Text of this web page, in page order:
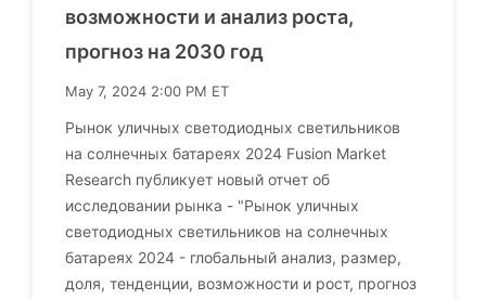
возможности и анализ роста,
прогноз на 2030 год
May 7, 2024 2:00 PM ET
Рынок уличных светодиодных светильников
на солнечных батареях 2024 Fusion Market
Research публикует новый отчет об
исследовании рынка - "Рынок уличных
светодиодных светильников на солнечных
батареях 2024 - глобальный анализ, размер,
доля, тенденции, возможности и рост, прогноз